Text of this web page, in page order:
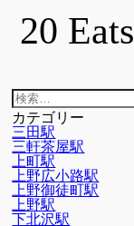
20 Eats
検
索:
カテゴリー
三田駅
三軒茶屋駅
上町駅
上野広小路駅
上野御徒町駅
上野駅
下北沢駅